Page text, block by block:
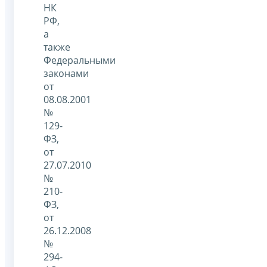
НК
РФ,
а
также
Федеральными
законами
от
08.08.2001
№
129-
ФЗ,
от
27.07.2010
№
210-
ФЗ,
от
26.12.2008
№
294-